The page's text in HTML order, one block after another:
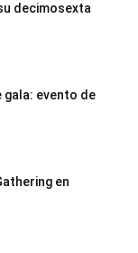
decimosexta
gala: evento de
en